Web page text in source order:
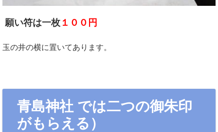
願い符は一枚 １００円
玉の井の横に置いてあります。
青島神社 では二つの御朱印
がもらえる）